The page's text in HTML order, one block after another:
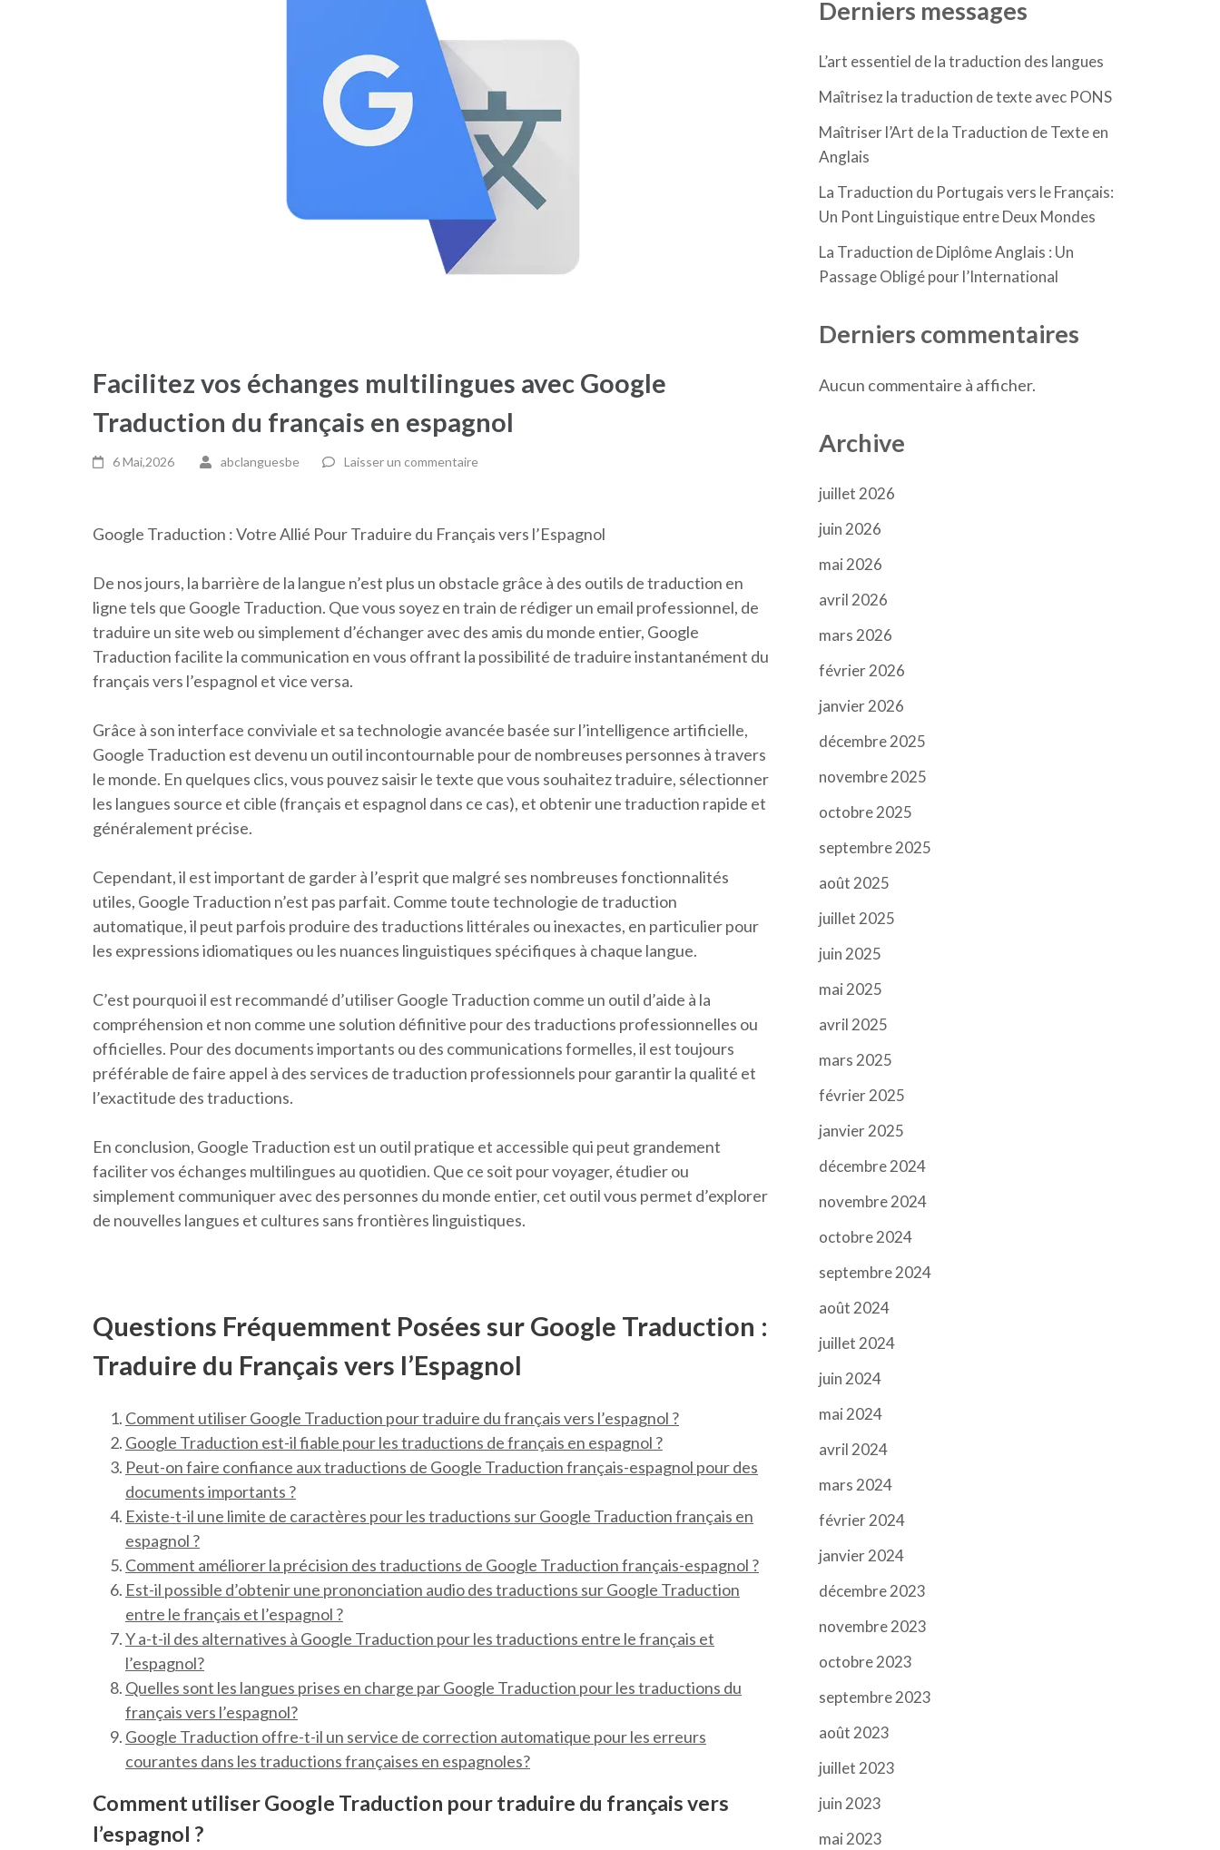
Facilitez vos échanges multilingues avec Google
Traduction du français en espagnol
6 Mai,2026 abclanguesbe Laisser un commentaire
Google Traduction : Votre Allié Pour Traduire du Français vers l’Espagnol
De nos jours, la barrière de la langue n’est plus un obstacle grâce à des outils de traduction en
ligne tels que Google Traduction. Que vous soyez en train de rédiger un email professionnel, de
traduire un site web ou simplement d’échanger avec des amis du monde entier, Google
Traduction facilite la communication en vous offrant la possibilité de traduire instantanément du
français vers l’espagnol et vice versa.
Grâce à son interface conviviale et sa technologie avancée basée sur l’intelligence artificielle,
Google Traduction est devenu un outil incontournable pour de nombreuses personnes à travers
le monde. En quelques clics, vous pouvez saisir le texte que vous souhaitez traduire, sélectionner
les langues source et cible (français et espagnol dans ce cas), et obtenir une traduction rapide et
généralement précise.
Cependant, il est important de garder à l’esprit que malgré ses nombreuses fonctionnalités
utiles, Google Traduction n’est pas parfait. Comme toute technologie de traduction
automatique, il peut parfois produire des traductions littérales ou inexactes, en particulier pour
les expressions idiomatiques ou les nuances linguistiques spécifiques à chaque langue.
C’est pourquoi il est recommandé d’utiliser Google Traduction comme un outil d’aide à la
compréhension et non comme une solution définitive pour des traductions professionnelles ou
officielles. Pour des documents importants ou des communications formelles, il est toujours
préférable de faire appel à des services de traduction professionnels pour garantir la qualité et
l’exactitude des traductions.
En conclusion, Google Traduction est un outil pratique et accessible qui peut grandement
faciliter vos échanges multilingues au quotidien. Que ce soit pour voyager, étudier ou
simplement communiquer avec des personnes du monde entier, cet outil vous permet d’explorer
de nouvelles langues et cultures sans frontières linguistiques.
Questions Fréquemment Posées sur Google Traduction :
Traduire du Français vers l’Espagnol
Comment utiliser Google Traduction pour traduire du français vers l’espagnol ?
Google Traduction est-il fiable pour les traductions de français en espagnol ?
Peut-on faire confiance aux traductions de Google Traduction français-espagnol pour des
documents importants ?
Existe-t-il une limite de caractères pour les traductions sur Google Traduction français en
espagnol ?
Comment améliorer la précision des traductions de Google Traduction français-espagnol ?
Est-il possible d’obtenir une prononciation audio des traductions sur Google Traduction
entre le français et l’espagnol ?
Y a-t-il des alternatives à Google Traduction pour les traductions entre le français et
l’espagnol?
Quelles sont les langues prises en charge par Google Traduction pour les traductions du
français vers l’espagnol?
Google Traduction offre-t-il un service de correction automatique pour les erreurs
courantes dans les traductions françaises en espagnoles?
Comment utiliser Google Traduction pour traduire du français vers
l’espagnol ?
Derniers messages
L’art essentiel de la traduction des langues
Maîtrisez la traduction de texte avec PONS
Maîtriser l’Art de la Traduction de Texte en
Anglais
La Traduction du Portugais vers le Français:
Un Pont Linguistique entre Deux Mondes
La Traduction de Diplôme Anglais : Un
Passage Obligé pour l’International
Derniers commentaires
Aucun commentaire à afficher.
Archive
juillet 2026
juin 2026
mai 2026
avril 2026
mars 2026
février 2026
janvier 2026
décembre 2025
novembre 2025
octobre 2025
septembre 2025
août 2025
juillet 2025
juin 2025
mai 2025
avril 2025
mars 2025
février 2025
janvier 2025
décembre 2024
novembre 2024
octobre 2024
septembre 2024
août 2024
juillet 2024
juin 2024
mai 2024
avril 2024
mars 2024
février 2024
janvier 2024
décembre 2023
novembre 2023
octobre 2023
septembre 2023
août 2023
juillet 2023
juin 2023
mai 2023